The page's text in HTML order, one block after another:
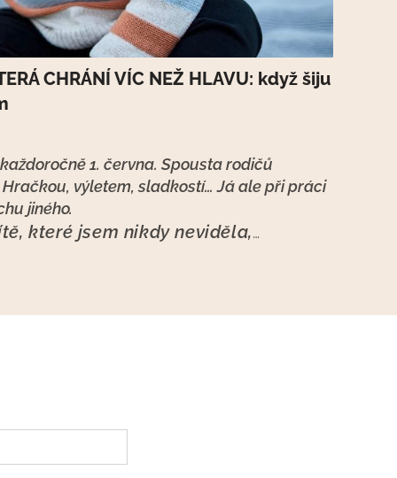
CHRÁNÍ VÍC NEŽ HLAVU: když šiju
1. června. Spousta rodičů
výletem, sladkostí… Já ale při práci
jiného.
které jsem nikdy neviděla,